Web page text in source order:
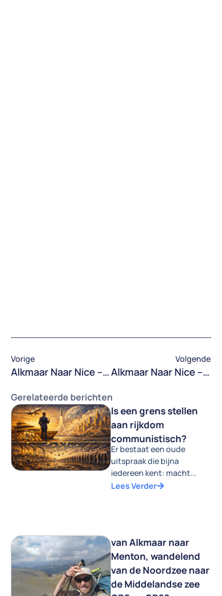
Vorige
Alkmaar Naar Nice – Waterval, Mijnbouw, Armoedige Villawijk, Voetbalveld – Dag 47 – Van Watervallen Rummel Naar Échenans-Sous-Mont-Vaudois
Volgende
Alkmaar Naar Nice – Doubs, Niemand, Gemsen, Waterkracht – Dag 50 – Van Gourmois Naar Les Brenets
Gerelateerde berichten
Is een grens stellen
aan rijkdom
communistisch?
Er bestaat een oude
uitspraak die bijna
iedereen kent: macht...
Lees Verder
van Alkmaar naar
Menton, wandelend
van de Noordzee naar
de Middelandse zee